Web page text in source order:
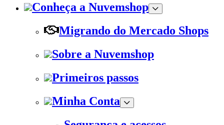
Conheça a Nuvemshop
Migrando do Mercado Shops
Sobre a Nuvemshop
Primeiros passos
Minha Conta